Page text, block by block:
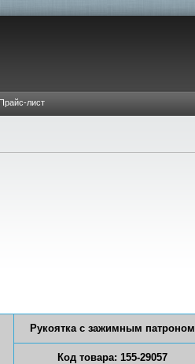
Прайс-лист
Рукоятка с зажимным патроном
Код товара: 155-29057